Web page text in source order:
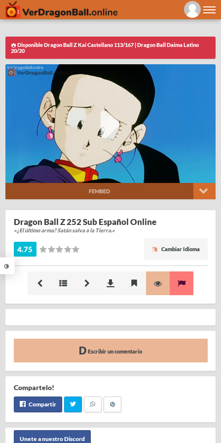
Disponible Dragon Ball Z Kai Castellano 113/167 | Dragon Ball Daima Latino
20/20
FEMBED
Dragon Ball Z 252 Sub Español Online
«¿El último arma? Satán salva a la Tierra.»
4.75 Cambiar Idioma
Escribir un comentario
Compartelo!
Compartir
Unete a nuestro Discord